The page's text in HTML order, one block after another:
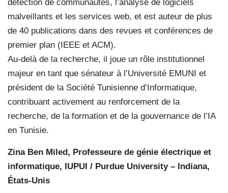
détection de communautés, l’analyse de logiciels
malveillants et les services web, et est auteur de plus
de 40 publications dans des revues et conférences de
premier plan (IEEE et ACM).
Au-delà de la recherche, il joue un rôle institutionnel
majeur en tant que sénateur à l’Université EMUNI et
président de la Société Tunisienne d’Informatique,
contribuant activement au renforcement de la
recherche, de la formation et de la gouvernance de l’IA
en Tunisie.
Zina Ben Miled, Professeure de génie électrique et
informatique, IUPUI / Purdue University – Indiana,
États-Unis